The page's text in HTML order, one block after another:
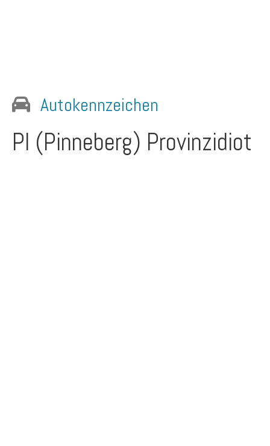
Autokennzeichen
PI (Pinneberg) Provinzidiot